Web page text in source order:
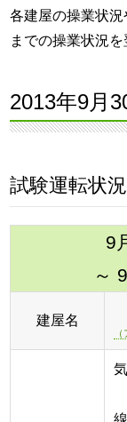
各建屋の操業状
までの操業状況
2013年9月
試験運転状況
9
～
建屋名